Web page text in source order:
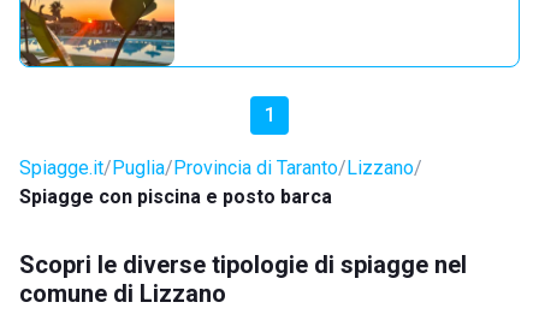
1
Spiagge.it Puglia Provincia di Taranto Lizzano
Spiagge con piscina e posto barca
Scopri le diverse tipologie di spiagge nel
comune di Lizzano